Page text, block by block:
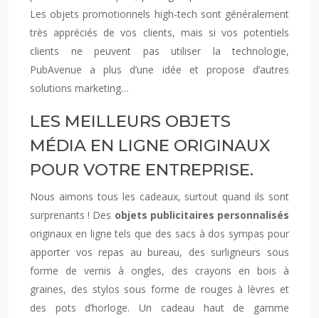
Les objets promotionnels high-tech sont généralement
très appréciés de vos clients, mais si vos potentiels
clients ne peuvent pas utiliser la technologie,
PubAvenue a plus d’une idée et propose d’autres
solutions marketing…
LES MEILLEURS OBJETS
MÉDIA EN LIGNE ORIGINAUX
POUR VOTRE ENTREPRISE.
Nous aimons tous les cadeaux, surtout quand ils sont
surprenants ! Des objets publicitaires personnalisés
originaux en ligne tels que des sacs à dos sympas pour
apporter vos repas au bureau, des surligneurs sous
forme de vernis à ongles, des crayons en bois à
graines, des stylos sous forme de rouges à lèvres et
des pots d’horloge. Un cadeau haut de gamme